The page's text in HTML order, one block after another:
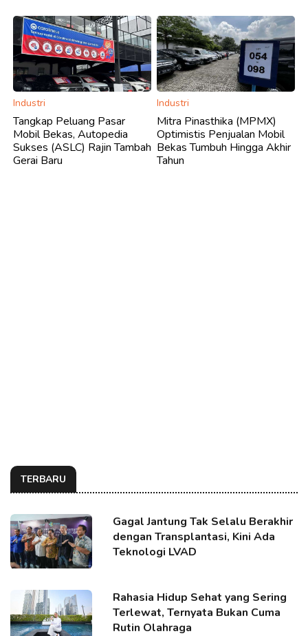
Industri
Tangkap Peluang Pasar
Mobil Bekas, Autopedia
Sukses (ASLC) Rajin Tambah
Gerai Baru
Industri
Mitra Pinasthika (MPMX)
Optimistis Penjualan Mobil
Bekas Tumbuh Hingga Akhir
Tahun
TERBARU
Gagal Jantung Tak Selalu Berakhir
dengan Transplantasi, Kini Ada
Teknologi LVAD
Rahasia Hidup Sehat yang Sering
Terlewat, Ternyata Bukan Cuma
Rutin Olahraga